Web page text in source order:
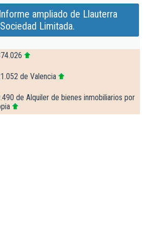
ampliado de Llauterra
Sociedad Limitada.
de Valencia
de Alquiler de bienes inmobiliarios por